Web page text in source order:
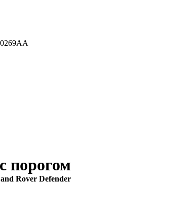
порогом
Rover Defender